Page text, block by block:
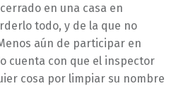
en una casa en
todo, y de la que no
aún de participar en
cuenta con que el inspector
cosa por limpiar su nombre